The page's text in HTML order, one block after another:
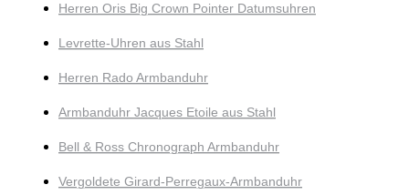
Herren Oris Big Crown Pointer Datumsuhren
Levrette-Uhren aus Stahl
Herren Rado Armbanduhr
Armbanduhr Jacques Etoile aus Stahl
Bell & Ross Chronograph Armbanduhr
Vergoldete Girard-Perregaux-Armbanduhr